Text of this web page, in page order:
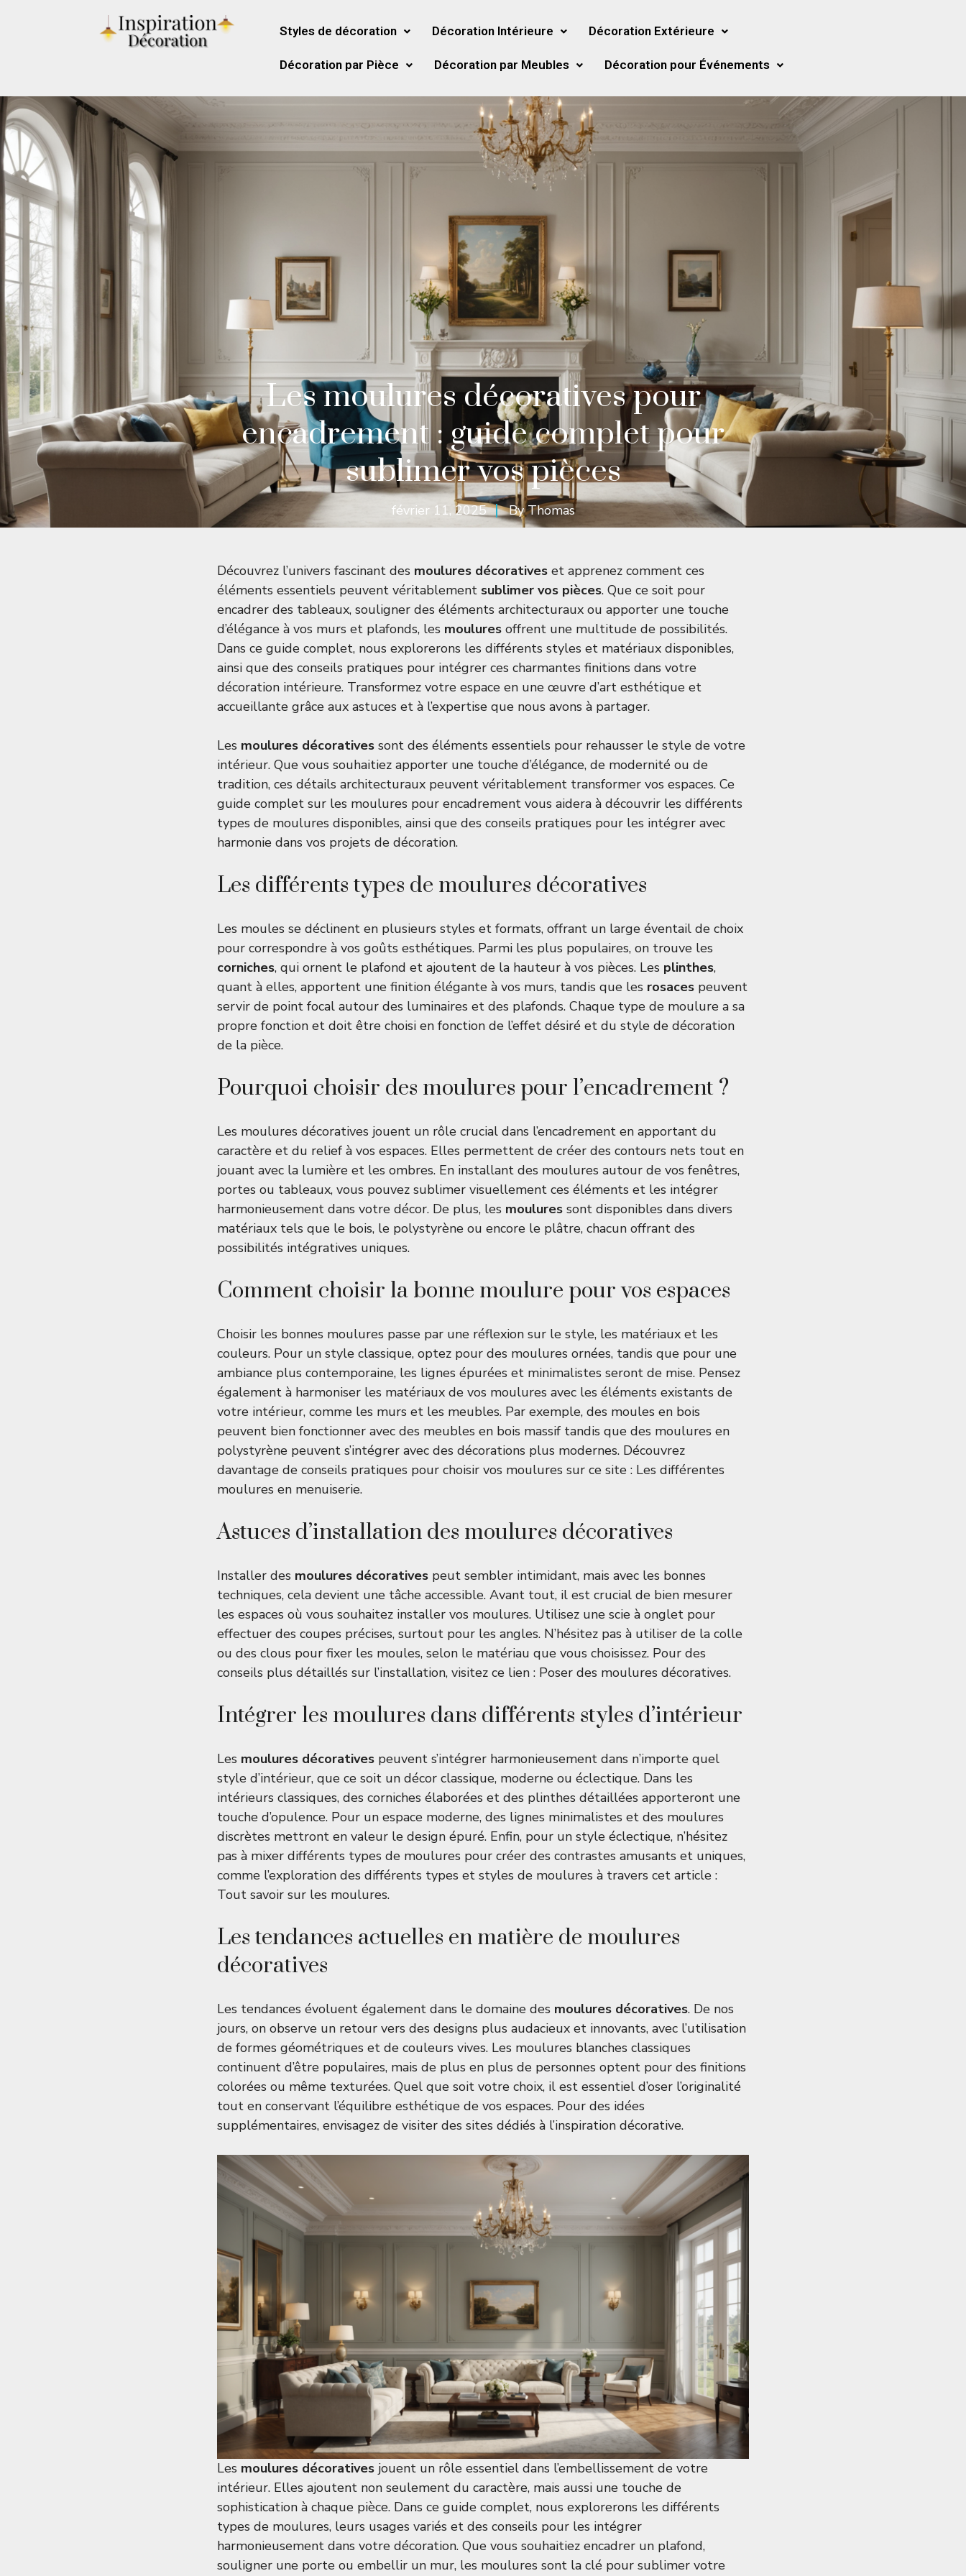
Styles de décoration Décoration Intérieure Décoration Extérieure
Décoration par Pièce Décoration par Meubles Décoration pour Événements
Les moulures décoratives pour
encadrement : guide complet pour
sublimer vos pièces
février 11, 2025 ByThomas
Découvrez l’univers fascinant des moulures décoratives et apprenez comment ces
éléments essentiels peuvent véritablement sublimer vos pièces. Que ce soit pour
encadrer des tableaux, souligner des éléments architecturaux ou apporter une touche
d’élégance à vos murs et plafonds, les moulures offrent une multitude de possibilités.
Dans ce guide complet, nous explorerons les différents styles et matériaux disponibles,
ainsi que des conseils pratiques pour intégrer ces charmantes finitions dans votre
décoration intérieure. Transformez votre espace en une œuvre d’art esthétique et
accueillante grâce aux astuces et à l’expertise que nous avons à partager.
Les moulures décoratives sont des éléments essentiels pour rehausser le style de votre
intérieur. Que vous souhaitiez apporter une touche d’élégance, de modernité ou de
tradition, ces détails architecturaux peuvent véritablement transformer vos espaces. Ce
guide complet sur les moulures pour encadrement vous aidera à découvrir les différents
types de moulures disponibles, ainsi que des conseils pratiques pour les intégrer avec
harmonie dans vos projets de décoration.
Les différents types de moulures décoratives
Les moules se déclinent en plusieurs styles et formats, offrant un large éventail de choix
pour correspondre à vos goûts esthétiques. Parmi les plus populaires, on trouve les
corniches, qui ornent le plafond et ajoutent de la hauteur à vos pièces. Les plinthes,
quant à elles, apportent une finition élégante à vos murs, tandis que les rosaces peuvent
servir de point focal autour des luminaires et des plafonds. Chaque type de moulure a sa
propre fonction et doit être choisi en fonction de l’effet désiré et du style de décoration
de la pièce.
Pourquoi choisir des moulures pour l’encadrement ?
Les moulures décoratives jouent un rôle crucial dans l’encadrement en apportant du
caractère et du relief à vos espaces. Elles permettent de créer des contours nets tout en
jouant avec la lumière et les ombres. En installant des moulures autour de vos fenêtres,
portes ou tableaux, vous pouvez sublimer visuellement ces éléments et les intégrer
harmonieusement dans votre décor. De plus, les moulures sont disponibles dans divers
matériaux tels que le bois, le polystyrène ou encore le plâtre, chacun offrant des
possibilités intégratives uniques.
Comment choisir la bonne moulure pour vos espaces
Choisir les bonnes moulures passe par une réflexion sur le style, les matériaux et les
couleurs. Pour un style classique, optez pour des moulures ornées, tandis que pour une
ambiance plus contemporaine, les lignes épurées et minimalistes seront de mise. Pensez
également à harmoniser les matériaux de vos moulures avec les éléments existants de
votre intérieur, comme les murs et les meubles. Par exemple, des moules en bois
peuvent bien fonctionner avec des meubles en bois massif tandis que des moulures en
polystyrène peuvent s’intégrer avec des décorations plus modernes. Découvrez
davantage de conseils pratiques pour choisir vos moulures sur ce site : Les différentes
moulures en menuiserie.
Astuces d’installation des moulures décoratives
Installer des moulures décoratives peut sembler intimidant, mais avec les bonnes
techniques, cela devient une tâche accessible. Avant tout, il est crucial de bien mesurer
les espaces où vous souhaitez installer vos moulures. Utilisez une scie à onglet pour
effectuer des coupes précises, surtout pour les angles. N’hésitez pas à utiliser de la colle
ou des clous pour fixer les moules, selon le matériau que vous choisissez. Pour des
conseils plus détaillés sur l’installation, visitez ce lien : Poser des moulures décoratives.
Intégrer les moulures dans différents styles d’intérieur
Les moulures décoratives peuvent s’intégrer harmonieusement dans n’importe quel
style d’intérieur, que ce soit un décor classique, moderne ou éclectique. Dans les
intérieurs classiques, des corniches élaborées et des plinthes détaillées apporteront une
touche d’opulence. Pour un espace moderne, des lignes minimalistes et des moulures
discrètes mettront en valeur le design épuré. Enfin, pour un style éclectique, n’hésitez
pas à mixer différents types de moulures pour créer des contrastes amusants et uniques,
comme l’exploration des différents types et styles de moulures à travers cet article :
Tout savoir sur les moulures.
Les tendances actuelles en matière de moulures
décoratives
Les tendances évoluent également dans le domaine des moulures décoratives. De nos
jours, on observe un retour vers des designs plus audacieux et innovants, avec l’utilisation
de formes géométriques et de couleurs vives. Les moulures blanches classiques
continuent d’être populaires, mais de plus en plus de personnes optent pour des finitions
colorées ou même texturées. Quel que soit votre choix, il est essentiel d’oser l’originalité
tout en conservant l’équilibre esthétique de vos espaces. Pour des idées
supplémentaires, envisagez de visiter des sites dédiés à l’inspiration décorative.
Les moulures décoratives jouent un rôle essentiel dans l’embellissement de votre
intérieur. Elles ajoutent non seulement du caractère, mais aussi une touche de
sophistication à chaque pièce. Dans ce guide complet, nous explorerons les différents
types de moulures, leurs usages variés et des conseils pour les intégrer
harmonieusement dans votre décoration. Que vous souhaitiez encadrer un plafond,
souligner une porte ou embellir un mur, les moulures sont la clé pour sublimer votre